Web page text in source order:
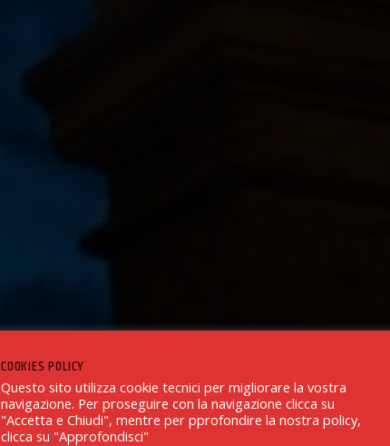
COOKIES POLICY
Questo sito utilizza cookie tecnici per migliorare la vostra
navigazione. Per proseguire con la navigazione clicca su
"Accetta e Chiudi", mentre per pprofondire la nostra policy,
clicca su "Approfondisci"